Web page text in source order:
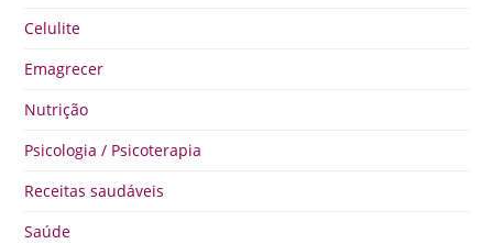
Celulite
Emagrecer
Nutrição
Psicologia / Psicoterapia
Receitas saudáveis
Saúde